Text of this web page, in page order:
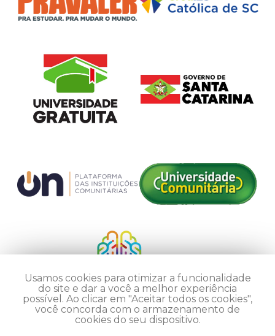
Usamos cookies para otimizar a funcionalidade
do site e dar a você a melhor experiência
possível. Ao clicar em "Aceitar todos os cookies",
você concorda com o armazenamento de
cookies do seu dispositivo.